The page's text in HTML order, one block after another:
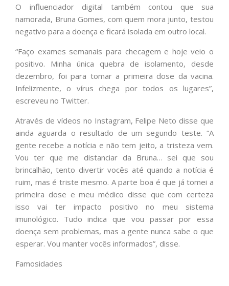
O influenciador digital também contou que sua
namorada, Bruna Gomes, com quem mora junto, testou
negativo para a doença e ficará isolada em outro local.
“Faço exames semanais para checagem e hoje veio o
positivo. Minha única quebra de isolamento, desde
dezembro, foi para tomar a primeira dose da vacina.
Infelizmente, o vírus chega por todos os lugares”,
escreveu no Twitter.
Através de vídeos no Instagram, Felipe Neto disse que
ainda aguarda o resultado de um segundo teste. “A
gente recebe a notícia e não tem jeito, a tristeza vem.
Vou ter que me distanciar da Bruna… sei que sou
brincalhão, tento divertir vocês até quando a notícia é
ruim, mas é triste mesmo. A parte boa é que já tomei a
primeira dose e meu médico disse que com certeza
isso vai ter impacto positivo no meu sistema
imunológico. Tudo indica que vou passar por essa
doença sem problemas, mas a gente nunca sabe o que
esperar. Vou manter vocês informados”, disse.
Famosidades